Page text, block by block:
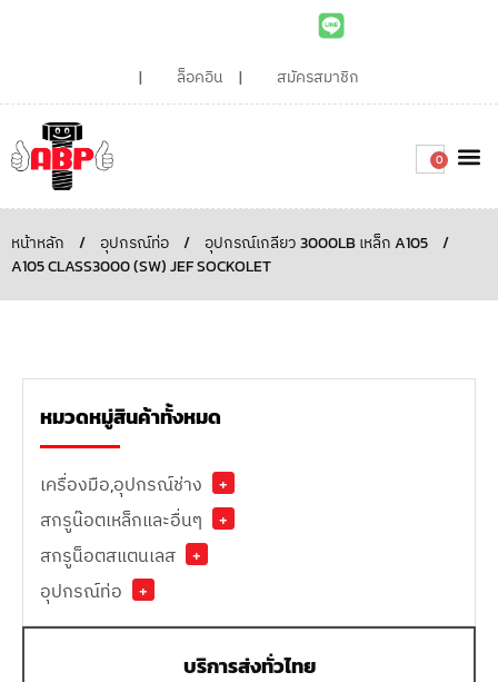
ล็อคอิน สมัครสมาชิก
0
หน้าหลัก / อุปกรณ์ท่อ / อุปกรณ์เกลียว 3000LB เหล็ก A105
/
A105 CLASS3000 (SW) JEF SOCKOLET
หมวดหมู่สินค้าทั้งหมด
เครื่องมือ,อุปกรณ์ช่าง
+
สกรูน๊อตเหล็กและอื่นๆ
+
สกรูน็อตสแตนเลส
+
อุปกรณ์ท่อ
+
บริการส่งทั่วไทย